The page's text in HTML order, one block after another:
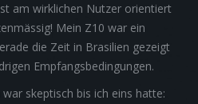
am wirklichen Nutzer orientiert
Mein Z10 war ein
die Zeit in Brasilien gezeigt
Empfangsbedingungen.
skeptisch bis ich eins hatte: